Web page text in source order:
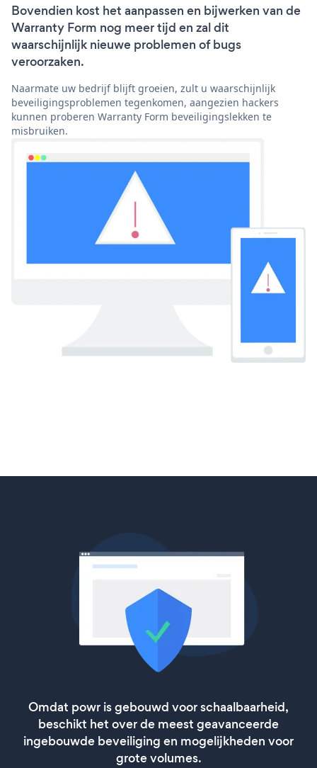
Bovendien kost het aanpassen en bijwerken van de
Warranty Form nog meer tijd en zal dit
waarschijnlijk nieuwe problemen of bugs
veroorzaken.
Naarmate uw bedrijf blijft groeien, zult u waarschijnlijk
beveiligingsproblemen tegenkomen, aangezien hackers
kunnen proberen Warranty Form beveiligingslekken te
misbruiken.
Omdat powr is gebouwd voor schaalbaarheid,
beschikt het over de meest geavanceerde
ingebouwde beveiliging en mogelijkheden voor
grote volumes.